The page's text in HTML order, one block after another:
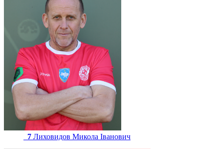
7 Лиховидов Микола Іванович